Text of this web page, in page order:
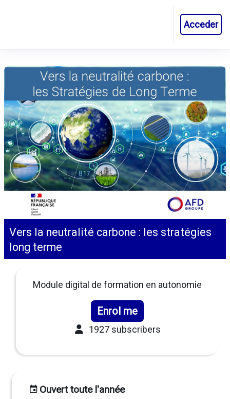
Acceder
Vers la neutralité carbone : les stratégies
long terme
Ouvert toute l'année
Module digital de formation en autonomie
Enrol me
1927 subscribers